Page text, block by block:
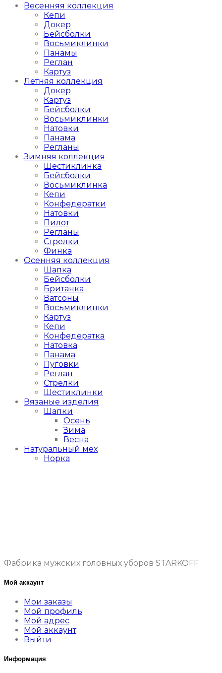
Весенняя коллекция
Кепи
Докер
Бейсболки
Восьмиклинки
Панамы
Реглан
Картуз
Летняя коллекция
Докер
Картуз
Бейсболки
Восьмиклинки
Натовки
Панама
Регланы
Зимняя коллекция
Шестиклинка
Бейсболки
Восьмиклинка
Кепи
Конфедератки
Натовки
Пилот
Регланы
Стрелки
Финка
Осенняя коллекция
Шапка
Бейсболки
Британка
Ватсоны
Восьмиклинки
Картуз
Кепи
Конфедератка
Натовка
Панама
Пуговки
Реглан
Стрелки
Шестиклинки
Вязаные изделия
Шапки
Осень
Зима
Весна
Натуральный мех
Норка
Фабрика мужских головных уборов STARKOFF
Мой аккаунт
Мои заказы
Мой профиль
Мой адрес
Мой аккаунт
Выйти
Информация